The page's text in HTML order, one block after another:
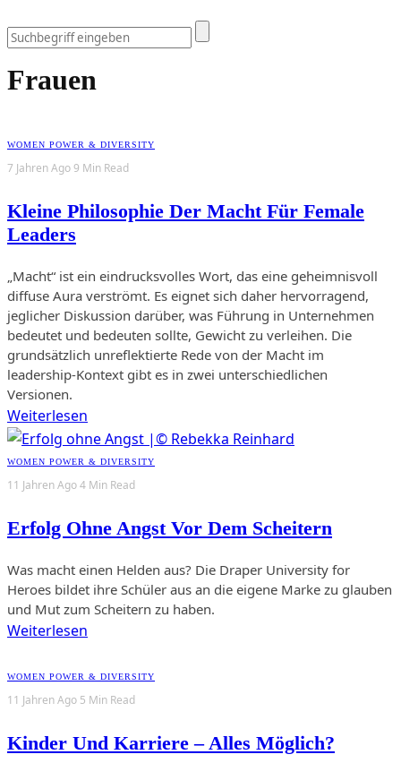
Frauen
WOMEN POWER & DIVERSITY
7 Jahren Ago9 Min Read
Kleine Philosophie Der Macht Für Female
Leaders
„Macht“ ist ein eindrucksvolles Wort, das eine geheimnisvoll
diffuse Aura verströmt. Es eignet sich daher hervorragend,
jeglicher Diskussion darüber, was Führung in Unternehmen
bedeutet und bedeuten sollte, Gewicht zu verleihen. Die
grundsätzlich unreflektierte Rede von der Macht im
leadership-Kontext gibt es in zwei unterschiedlichen
Versionen.
Weiterlesen
WOMEN POWER & DIVERSITY
11 Jahren Ago4 Min Read
Erfolg Ohne Angst Vor Dem Scheitern
Was macht einen Helden aus? Die Draper University for
Heroes bildet ihre Schüler aus an die eigene Marke zu glauben
und Mut zum Scheitern zu haben.
Weiterlesen
WOMEN POWER & DIVERSITY
11 Jahren Ago 5 Min Read
Kinder Und Karriere – Alles Möglich?